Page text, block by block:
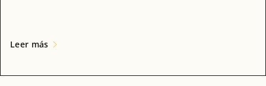
Leer más